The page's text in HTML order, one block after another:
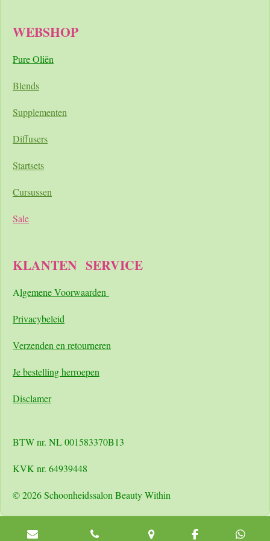
WEBSHOP
Pure Oliën
Blends
Supplementen
Diffusers
Startsets
Cursussen
Sale
KLANTEN SERVICE
Algemene Voorwaarden
Privacybeleid
Verzenden en retourneren
Je bestelling herroepen
Disclamer
BTW nr. NL 001583370B13
KVK nr. 64939448
© 2026 Schoonheidssalon Beauty Within